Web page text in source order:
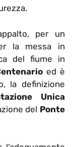
per un
la messa in
del fiume in
ed è
la definizione
Unica
del Ponte